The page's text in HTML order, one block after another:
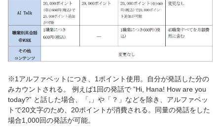
※1アルファベットにつき、1ポイント使用。自分が発話した分の
みカウントされる。 例えば1回の発話で ”Hi, Hana! How are you
today?” と話した場合、「,」や「？」などを除き、アルファベッ
トで20文字のため、20ポイントが消費される。同量の発話をした
場合1,000回の発話が可能。